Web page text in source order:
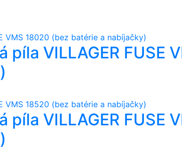
VILLAGER FUSE
VILLAGER FUSE